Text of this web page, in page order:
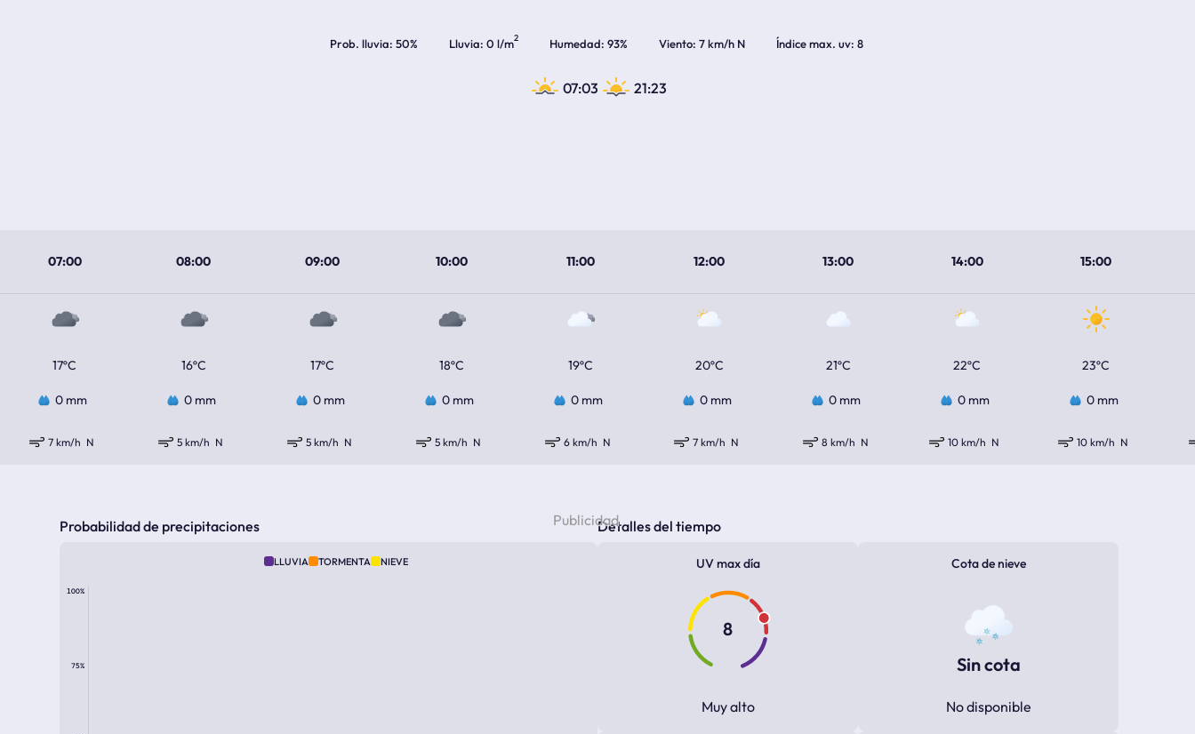
Prob. lluvia 50% Lluvia 0 l/m2 Humedad 93% Viento 7 km/h N Índice max. uv 8
07:03 21:23
07:00 08:00 09:00 10:00 11:00 12:00 13:00 14:00 15:00
17ºC 16ºC 17ºC 18ºC 19ºC 20ºC 21ºC 22ºC 23ºC
0 mm 0 mm 0 mm 0 mm 0 mm 0 mm 0 mm 0 mm 0 mm
7 km/h N 5 km/h N 5 km/h N 5 km/h N 6 km/h N 7 km/h N 8 km/h N 10 km/h N 10 km/h N
Probabilidad de precipitaciones
LLUVIA TORMENTA NIEVE
100%
75%
Detalles del tiempo
UV max día
8
Muy alto
Cota de nieve
Sin cota
No disponible